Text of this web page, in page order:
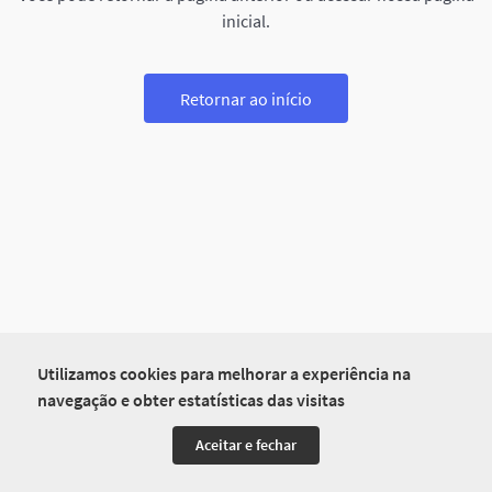
Utilizamos cookies para melhorar a experiência na
navegação e obter estatísticas das visitas
Aceitar e fechar
inicial.
Retornar ao início